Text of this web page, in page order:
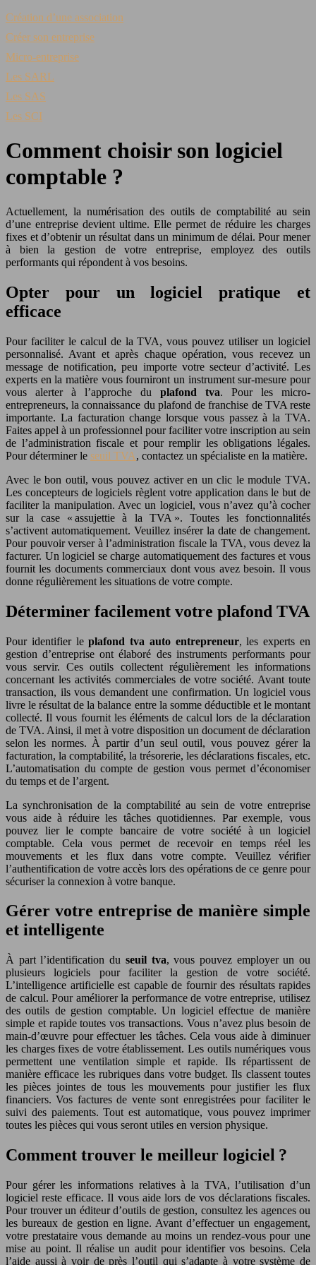
Création d’une association
Créer son entreprise
Micro-entreprise
Les SARL
Les SAS
Les SCI
Comment choisir son logiciel
comptable ?
Actuellement, la numérisation des outils de comptabilité au sein
d’une entreprise devient ultime. Elle permet de réduire les charges
fixes et d’obtenir un résultat dans un minimum de délai. Pour mener
à bien la gestion de votre entreprise, employez des outils
performants qui répondent à vos besoins.
Opter pour un logiciel pratique et
efficace
Pour faciliter le calcul de la TVA, vous pouvez utiliser un logiciel
personnalisé. Avant et après chaque opération, vous recevez un
message de notification, peu importe votre secteur d’activité. Les
experts en la matière vous fourniront un instrument sur-mesure pour
vous alerter à l’approche du plafond tva. Pour les micro-
entrepreneurs, la connaissance du plafond de franchise de TVA reste
importante. La facturation change lorsque vous passez à la TVA.
Faites appel à un professionnel pour faciliter votre inscription au sein
de l’administration fiscale et pour remplir les obligations légales.
Pour déterminer le seuil TVA, contactez un spécialiste en la matière.
Avec le bon outil, vous pouvez activer en un clic le module TVA.
Les concepteurs de logiciels règlent votre application dans le but de
faciliter la manipulation. Avec un logiciel, vous n’avez qu’à cocher
sur la case « assujettie à la TVA ». Toutes les fonctionnalités
s’activent automatiquement. Veuillez insérer la date de changement.
Pour pouvoir verser à l’administration fiscale la TVA, vous devez la
facturer. Un logiciel se charge automatiquement des factures et vous
fournit les documents commerciaux dont vous avez besoin. Il vous
donne régulièrement les situations de votre compte.
Déterminer facilement votre plafond TVA
Pour identifier leplafond tva auto entrepreneur, les experts en
gestion d’entreprise ont élaboré des instruments performants pour
vous servir. Ces outils collectent régulièrement les informations
concernant les activités commerciales de votre société. Avant toute
transaction, ils vous demandent une confirmation. Un logiciel vous
livre le résultat de la balance entre la somme déductible et le montant
collecté. Il vous fournit les éléments de calcul lors de la déclaration
de TVA. Ainsi, il met à votre disposition un document de déclaration
selon les normes. À partir d’un seul outil, vous pouvez gérer la
facturation, la comptabilité, la trésorerie, les déclarations fiscales, etc.
L’automatisation du compte de gestion vous permet d’économiser
du temps et de l’argent.
La synchronisation de la comptabilité au sein de votre entreprise
vous aide à réduire les tâches quotidiennes. Par exemple, vous
pouvez lier le compte bancaire de votre société à un logiciel
comptable. Cela vous permet de recevoir en temps réel les
mouvements et les flux dans votre compte. Veuillez vérifier
l’authentification de votre accès lors des opérations de ce genre pour
sécuriser la connexion à votre banque.
Gérer votre entreprise de manière simple
et intelligente
À part l’identification du seuil tva, vous pouvez employer un ou
plusieurs logiciels pour faciliter la gestion de votre société.
L’intelligence artificielle est capable de fournir des résultats rapides
de calcul. Pour améliorer la performance de votre entreprise, utilisez
des outils de gestion comptable. Un logiciel effectue de manière
simple et rapide toutes vos transactions. Vous n’avez plus besoin de
main-d’œuvre pour effectuer les tâches. Cela vous aide à diminuer
les charges fixes de votre établissement. Les outils numériques vous
permettent une ventilation simple et rapide. Ils répartissent de
manière efficace les rubriques dans votre budget. Ils classent toutes
les pièces jointes de tous les mouvements pour justifier les flux
financiers. Vos factures de vente sont enregistrées pour faciliter le
suivi des paiements. Tout est automatique, vous pouvez imprimer
toutes les pièces qui vous seront utiles en version physique.
Comment trouver le meilleur logiciel ?
Pour gérer les informations relatives à la TVA, l’utilisation d’un
logiciel reste efficace. Il vous aide lors de vos déclarations fiscales.
Pour trouver un éditeur d’outils de gestion, consultez les agences ou
les bureaux de gestion en ligne. Avant d’effectuer un engagement,
votre prestataire vous demande au moins un rendez-vous pour une
mise au point. Il réalise un audit pour identifier vos besoins. Cela
l’aide aussi à voir de près l’outil qui s’adapte à votre système de